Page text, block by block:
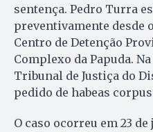
sentença. Pedro Turra
preventivamente desde
Centro de Detenção
Complexo da Papuda.
Tribunal de Justiça do
pedido de habeas
O caso ocorreu em 23